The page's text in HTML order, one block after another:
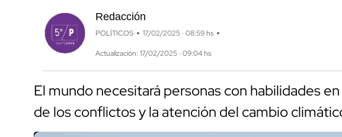
Redacción
POLÍTICOS 17/02/2025 · 08:59 hs
Actualización: 17/02/2025 · 09:04 hs
El mundo necesitará personas con habilidades
de los conflictos y la atención del cambio